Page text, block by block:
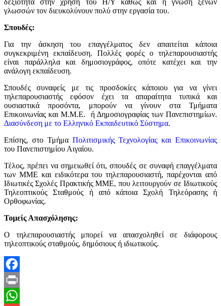
γλωσσών τον διευκολύνουν πολύ στην εργασία του.
Σπουδές:
Για την άσκηση του επαγγέλματος δεν απαιτείται κάποια
συγκεκριμένη εκπαίδευση. Πολλές φορές ο τηλεπαρουσιαστής
είναι παράλληλα και δημοσιογράφος, οπότε κατέχει και την
ανάλογη εκπαίδευση.
Σπουδές συναφείς με τις προσδοκίες κάποιου για να γίνει
τηλεπαρουσιαστής εφόσον έχει τα απαραίτητα τυπικά και
ουσιαστικά προσόντα, μπορούν να γίνουν στα Τμήματα
Επικοινωνίας και Μ.Μ.Ε. ή Δημοσιογραφίας των Πανεπιστημίων.
Διασύνδεση με το Ελληνικό Εκπαιδευτικό Σύστημα.
Επίσης, στο Τμήμα Πολιτισμικής Τεχνολογίας και Επικοινωνίας
του Πανεπιστημίου Αιγαίου.
Τέλος, πρέπει να σημειωθεί ότι, σπουδές σε συναφή επαγγέλματα
των ΜΜΕ και ειδικότερα του τηλεπαρουσιαστή, παρέχονται από
Ιδιωτικές Σχολές Πρακτικής ΜΜΕ, που λειτουργούν σε Ιδιωτικούς
Τηλεοπτικούς Σταθμούς ή από κάποια Σχολή Τηλεόρασης ή
Ορθοφωνίας.
Τομείς Απασχόλησης:
Ο τηλεπαρουσιαστής μπορεί να απασχοληθεί σε διάφορους
τηλεοπτικούς σταθμούς, δημόσιους ή ιδιωτικούς.
Facebook
Print